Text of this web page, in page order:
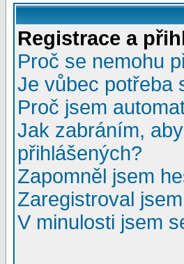
Registrace a
Proč se nemohu
Je vůbec potřeba
Proč jsem
Jak zabráním,
přihlášených?
Zapomněl jsem
Zaregistroval
V minulosti jsem